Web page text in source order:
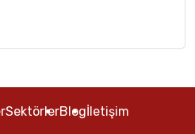
SektörlerBlogİletişim